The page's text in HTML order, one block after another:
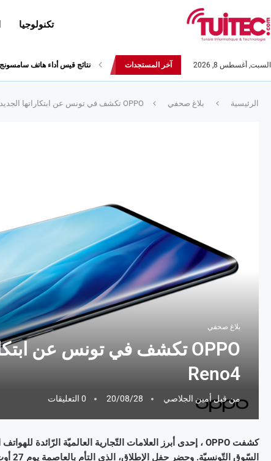
تكنولوجيا
السبت, أغسطس 8, 2026 آخر المستجدات أحدث إصدارات هواوي: هاتف “nova 8 SE” ينطلق رسميا مع أربع...
الرئيسية بلاغ صحفي OPPO تكشف في تونس عن ابتكاراتها الجديدة Reno4 Pro و Reno4
بلاغ صحفي
Reno4
من قبلأمين الجلاصي 20/08/28 0 التعليقات